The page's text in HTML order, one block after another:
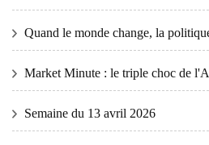
Quand le monde change, la
Market Minute : le triple choc de
Semaine du 13 avril 2026